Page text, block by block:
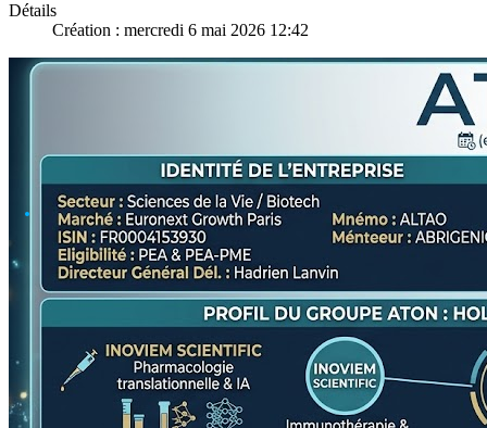
Détails
Création : mercredi 6 mai 2026 12:42